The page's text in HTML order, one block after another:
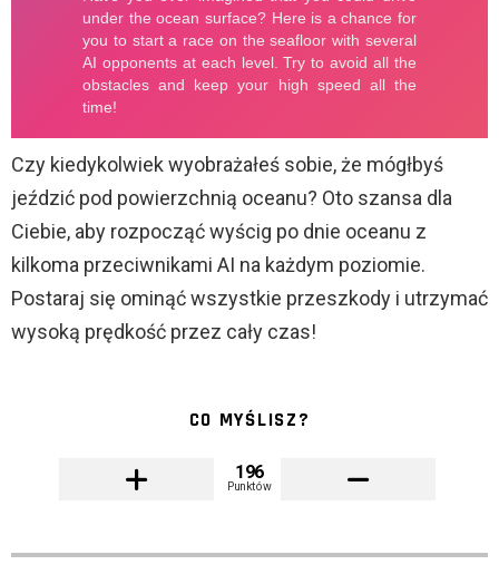
Czy kiedykolwiek wyobrażałeś sobie, że mógłbyś
jeździć pod powierzchnią oceanu? Oto szansa dla
Ciebie, aby rozpocząć wyścig po dnie oceanu z
kilkoma przeciwnikami AI na każdym poziomie.
Postaraj się ominąć wszystkie przeszkody i utrzymać
wysoką prędkość przez cały czas!
CO MYŚLISZ?
196
Punktów